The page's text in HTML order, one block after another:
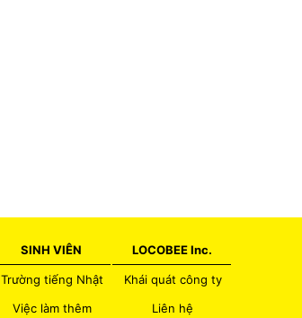
SINH VIÊN
Trường tiếng Nhật
Việc làm thêm
LOCOBEE Inc.
Khái quát công ty
Liên hệ